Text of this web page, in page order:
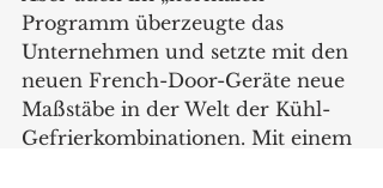
Programm überzeugte das
Unternehmen und setzte mit den
neuen French-Door-Geräte neue
Maßstäbe in der Welt der Kühl-
Gefrierkombinationen. Mit einem